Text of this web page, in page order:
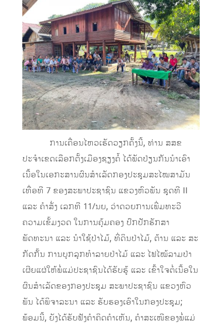
ການເຄື່ອນໄຫວເຮັດວຽກຄັ້ງນີ້, ທ່ານ ສສຂ
ປະຈຳເຂດເລືອກຕັ້ງເມືອງຊຽງຄໍ້ ໄດ້ພັດປ່ຽນກັນນຳເອົາ
ເນື້ອໃນເອກະສານຜົນສຳເລັດກອງປະຊຸມສະໄໝສາມັນ
ເທື່ອທີ 7 ຂອງສະພາປະຊາຊົນ ແຂວງຫົວພັນ ຊຸດທີ II
ແລະ ຄຳສັ່ງ ເລກທີ 11/ນຍ, ວ່າດວຍການເພີ່ມທະວີ
ຄວາມເຂັ້ມງວດ ໃນການຄຸ້ມຄອງ ປົກປັກຮັກສາ
ພັດທະນາ ແລະ ນຳໃຊ້ປ່າໄມ້, ທີ່ດິນປ່າໄມ້, ຕ້ານ ແລະ ສະ
ກັດກັ້ນ ການບຸກລຸກທຳລາຍປ່າໄມ້ ແລະ ໄຟໄໝ້ລາມປ່າ
ເຜີຍແຜ່ໃຫ້ພໍ່ແມ່ປະຊາຊົນໄດ້ຮັບຮູ້ ແລະ ເຂົ້າໃຈຕໍ່ເນື້ອໃນ
ຜົນສຳເລັດຂອງກອງປະຊຸມ ສະພາປະຊາຊົນ ແຂວງຫົວ
ພັນ ໄດ້ພິຈາລະນາ ແລະ ຮັບຮອງເອົາໃນກອງປະຊຸມ;
ພ້ອມນີ້, ຍັງໄດ້ຮັບຟັງຄຳຄິດຄຳເຫັນ, ຄຳສະເໜີຂອງພໍ່ແມ່